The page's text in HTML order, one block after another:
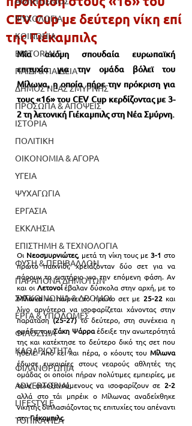
ΨΥΧΟΛΟΓΙΑ
ΚΟΙΝΩΝΙΑ
EDITORIALS
ΠΑΙΔΙ & ΠΑΙΔΕΙΑ
ΔΗΜΟΣ ΝΕΑΣ ΣΜΥΡΝΗΣ
ΠΡΟΣΩΠΑ & ΑΠΟΨΕΙΣ
ΙΣΤΟΡΙΑ
ΠΟΛΙΤΙΚΗ
ΟΙΚΟΝΟΜΙΑ & ΑΓΟΡΑ
ΥΓΕΙΑ
ΨΥΧΑΓΩΓΙΑ
ΕΡΓΑΣΙΑ
ΕΚΚΛΗΣΙΑ
ΕΠΙΣΤΗΜΗ & ΤΕΧΝΟΛΟΓΙΑ
ΦΥΣΗ & ΠΕΡΙΒΑΛΛΟΝ
ΠΑΡΑΠΟΝΑ ΔΗΜΟΤΩΝ
ΣΥΓΚΟΙΝΩΝΙΑ & ΔΡΟΜΟΙ
ΕΡΓΑ & ΥΠΟΔΟΜΕΣ
ΦΙΛΟΖΩΙΑ
ΚΑΘΑΡΙΟΤΗΤΑ
ΦΙΛΑΝΘΡΩΠΙΑ
ADVERTORIAL
LIFESTYLE
ΤΟΠΙΚΑ ΝΕΑ
CEV Cup με δεύτερη νίκη επί
της Γιέκαμπιλς
Μία ακόμη σπουδαία ευρωπαϊκή
επιτυχία για την ομάδα βόλεϊ του
Μίλωνα, η οποία πήρε την πρόκριση για
τους «16» του CEV Cup κερδίζοντας με 3-
2 τη λετονική Γιέκαμπιλς στη Νέα Σμύρνη.
Οι Νεοσμυρνιώτες, μετά τη νίκη τους με 3-1 στο
πρώτο παιχνίδι, χρειάζονταν δύο σετ για να
πάρουν το εισιτήριο για την επόμενη φάση. Αν
και οι Λετονοί
Μίλωνα να παίρνει το πρώτο σετ με 25-22 και
λίγο αργότερα να ισοφαρίζεται χάνοντας στην
παράταση (25-27) το δεύτερο, στη συνέχεια η
ομάδα του Σάκη Ψάρρα έδειξε την ανωτερότητά
της και κατέκτησε το δεύτερο δικό της σετ που
ήθελε. Από κει και πέρα, ο κόουτς του Μίλωνα
έδωσε ευκαιρίες στους νεαρούς αθλητές της
ομάδας οι οποίοι πήραν πολύτιμες εμπειρίες, με
τους φιλοξενούμενους να ισοφαρίζουν σε
αλλά στο τάι μπρέικ ο Μίλωνας αναδείχθηκε
νικητής διπλασιάζοντας τις επιτυχίες του απέναντι
στη Γιέκαμπιλς.